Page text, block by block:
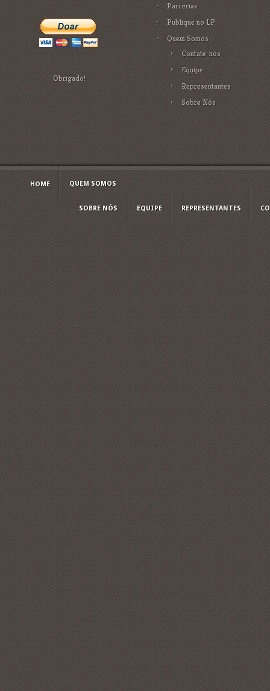
Obrigado!
Parcerias
Publique no LP
Quem Somos
Contate-nos
Equipe
Representantes
Sobre Nós
HOME QUEM SOMOS
SOBRE NÓS EQUIPE REPRESENTANTES